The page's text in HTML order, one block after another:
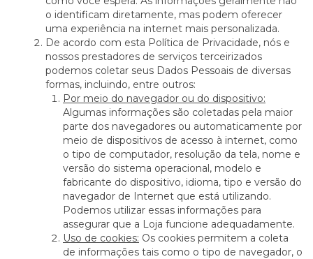
o identificam diretamente, mas podem oferecer
uma experiência na internet mais personalizada.
De acordo com esta Política de Privacidade, nós e
nossos prestadores de serviços terceirizados
podemos coletar seus Dados Pessoais de diversas
formas, incluindo, entre outros:
Por meio do navegador ou do dispositivo:
Algumas informações são coletadas pela maior
parte dos navegadores ou automaticamente por
meio de dispositivos de acesso à internet, como
o tipo de computador, resolução da tela, nome e
versão do sistema operacional, modelo e
fabricante do dispositivo, idioma, tipo e versão do
navegador de Internet que está utilizando.
Podemos utilizar essas informações para
assegurar que a Loja funcione adequadamente.
Uso de cookies: Os cookies permitem a coleta
de informações tais como o tipo de navegador, o